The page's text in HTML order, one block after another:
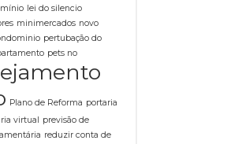
lei do silencio
minimercados novo
pertubação do
pets no
Plano de Reforma portaria
virtual previsão de
reduzir conta de